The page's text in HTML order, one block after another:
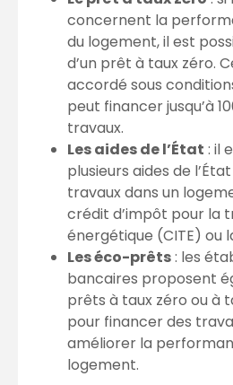
concernent la
du logement, il est
d’un prêt à taux zéro.
accordé sous
peut financer jusqu’à
travaux.
Les aides de l’État : il
plusieurs aides de
travaux dans un
crédit d’impôt pour la
énergétique (CITE) ou
Les éco-prêts: les
bancaires proposent
prêts à taux zéro ou à
pour financer des
améliorer la
logement.